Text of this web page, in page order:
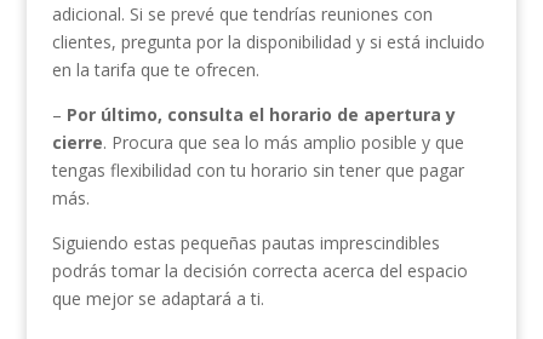
adicional. Si se prevé que tendrías reuniones con
clientes, pregunta por la disponibilidad y si está incluido
en la tarifa que te ofrecen.
– Por último, consulta el horario de apertura y
cierre. Procura que sea lo más amplio posible y que
tengas flexibilidad con tu horario sin tener que pagar
más.
Siguiendo estas pequeñas pautas imprescindibles
podrás tomar la decisión correcta acerca del espacio
que mejor se adaptará a ti.